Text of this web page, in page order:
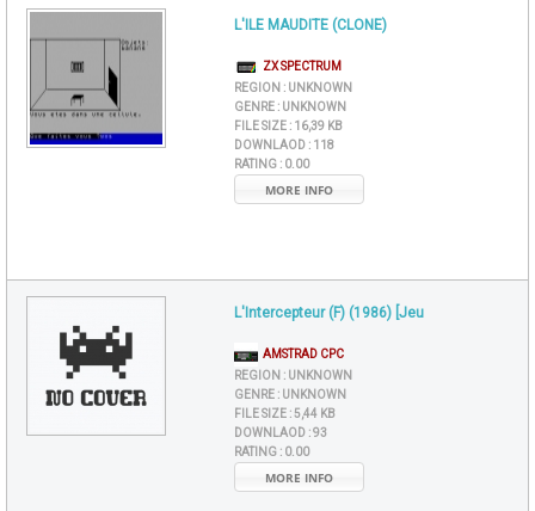
L'ILE MAUDITE (CLONE)
ZX SPECTRUM
REGION : UNKNOWN
GENRE : UNKNOWN
FILE SIZE : 16,39 KB
DOWNLAOD : 118
RATING : 0.00
MORE INFO
L'Intercepteur (F) (1986) [Jeu
AMSTRAD CPC
REGION : UNKNOWN
GENRE : UNKNOWN
FILE SIZE :5,44 KB
DOWNLAOD :93
RATING : 0.00
MORE INFO